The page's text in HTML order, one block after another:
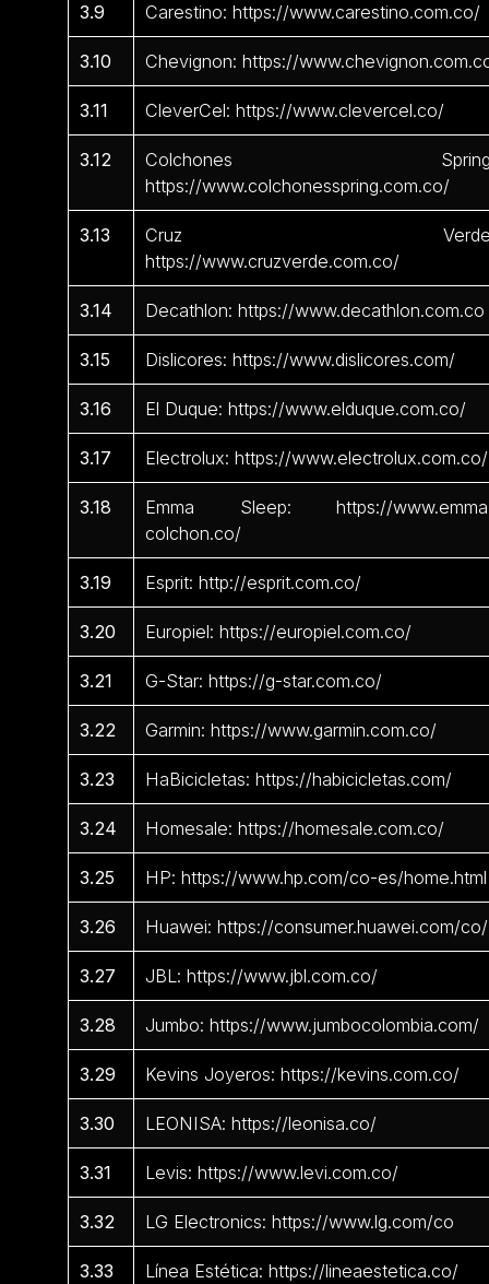
3.9 Carestino: https://www.carestino.com.co/
3.10 Chevignon: https://
3.11 CleverCel: https://www.clevercel.co/
3.12
Colchones
https://www.colchonesspring.com.co/
3.13
Cruz
https://www.cruzverde.com.co/
3.14 Decathlon: https://www.decathlon.com.co
3.15 Dislicores: https://www.dislicores.com/
3.16 El Duque: https://www.elduque.com.co/
3.17 Electrolux: https://www.electrolux.com.co/
3.18
Emma Sleep: https://
colchon.co/
3.19 Esprit: http://esprit.com.co/
3.20 Europiel: https://europiel.com.co/
3.21 G-Star: https://g-star.com.co/
3.22 Garmin: https://www.garmin.com.co/
3.23 HaBicicletas: https://habicicletas.com/
3.24 Homesale: https://homesale.com.co/
3.25 HP: https://www.hp.com/co-es/home.html
3.26 Huawei: https://consumer.huawei.com/co/
3.27 JBL: https://www.jbl.com.co/
3.28 Jumbo: https://www.jumbocolombia.com/
3.29 Kevins Joyeros: https://kevins.com.co/
3.30 LEONISA: https://leonisa.co/
3.31 Levis: https://www.levi.com.co/
3.32 LG Electronics: https://www.lg.com/co
3.33 Línea Estética: https://lineaestetica.co/